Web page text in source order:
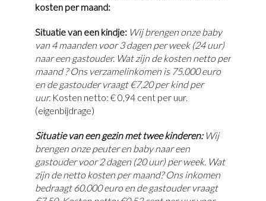
kosten per maand:
Situatie van een kindje: Wij brengen onze baby
van 4 maanden voor 3 dagen per week (24 uur)
naar een gastouder. Wat zijn de kosten netto per
maand ? Ons verzamelinkomen is 75.000 euro
en de gastouder vraagt €7,20 per kind per
uur. Kosten netto: € 0,94 cent per uur.
(eigenbijdrage)
Situatie van een gezin met twee kinderen:Wij
brengen onze peuter en baby naar een
gastouder voor 2 dagen (20 uur) per week. Wat
zijn de netto kosten per maand? Ons inkomen
bedraagt 60.000 euro en de gastouder vraagt